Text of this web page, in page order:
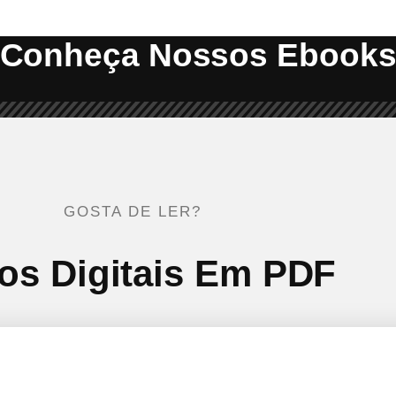
Conheça Nossos Ebooks
GOSTA DE LER?
Digitais Em PDF